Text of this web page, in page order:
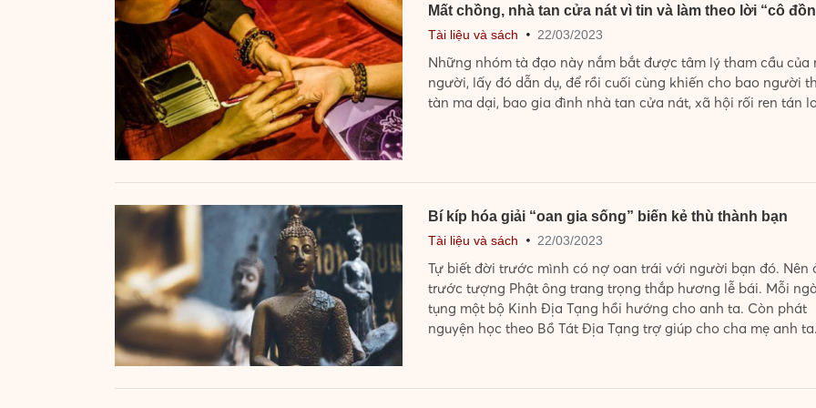
Mất chồng, nhà tan cửa nát vì tin và làm theo lời “cô
Tài liệu và sách 🞄 22/03/2023
Những nhóm tà đạo này nắm bắt được tâm lý tham cầu của
người, lấy đó dẫn dụ, để rồi cuối cùng khiến cho bao người
tàn ma dại, bao gia đình nhà tan cửa nát, xã hội rối ren tán
Bí kíp hóa giải “oan gia sống” biến kẻ thù thành bạn
Tài liệu và sách 🞄 22/03/2023
Tự biết đời trước mình có nợ oan trái với người bạn đó. Nên
trước tượng Phật ông trang trọng thắp hương lễ bái. Mỗi
tụng một bộ Kinh Địa Tạng hồi hướng cho anh ta. Còn phát
nguyện học theo Bồ Tát Địa Tạng trợ giúp cho cha mẹ anh ta.